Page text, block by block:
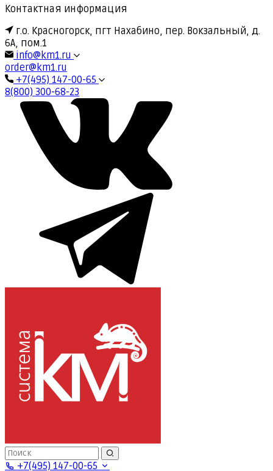
Контактная информация
г.о. Красногорск, пгт Нахабино, пер. Вокзальный, д.
6А, пом.1
info@km1.ru
order@km1.ru
+7(495) 147-00-65
8(800) 300-68-23
+7(495) 147-00-65